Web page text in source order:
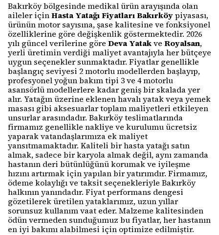
Bakırköy bölgesinde medikal ürün arayışında olan
aileler içinHasta Yatağı Fiyatları Bakırköypiyasası,
ürünün motor sayısına, şase kalitesine ve fonksiyonel
özelliklerine göre değişkenlik göstermektedir. 2026
yılı güncel verilerine göre Deva Yatakve Royalsan,
yerli üretimin verdiği maliyet avantajıyla her bütçeye
uygun seçenekler sunmaktadır. Fiyatlar genellikle
başlangıç seviyesi 2 motorlu modellerden başlayıp,
profesyonel yoğun bakım tipi 3 ve 4 motorlu
asansörlü modellerlere kadar geniş bir skalada yer
alır. Yatağın üzerine eklenen havalı yatak veya yemek
masası gibi aksesuarlar toplam maliyetleri etkileyen
unsurlar arasındadır. Bakırköy teslimatlarında
firmamız genellikle nakliye ve kurulumu ücretsiz
yaparak vatandaşlarımıza ek maliyet
yansıtmamaktadır. Kaliteli bir hasta yatağı satın
almak, sadece bir karyola almak değil, aynı zamanda
hastanın deri bütünlüğünü korumak ve iyileşme
hızını artırmak için yapılan bir yatırımdır. Firmamız,
ödeme kolaylığı ve taksit seçenekleriyle Bakırköy
halkının yanındadır. Fiyat performans dengesi
gözetilerek üretilen yataklarımız, uzun yıllar
sorunsuz kullanım vaat eder. Malzeme kalitesinden
ödün vermeden sunduğumuz bu fiyatlar, her hastanın
en iyi bakımı alabilmesi için optimize edilmiştir.